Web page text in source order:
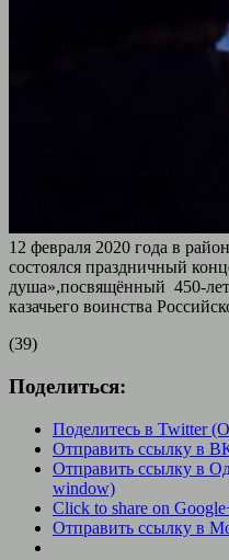
12 февраля 2020 года в
состоялся праздничный
душа»,посвящённый 450-
казачьего воинства
(39)
Поделиться:
Поделитесь в Twitter
Отправить ссылку в
Отправить ссылку в
window)
Click to share on
Отправить ссылку в